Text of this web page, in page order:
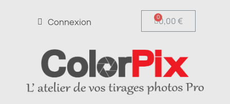
Connexion 0,00 €